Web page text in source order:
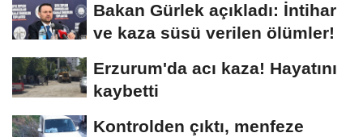
Bakan Gürlek açıkladı: İntihar
ve kaza süsü verilen ölümler!
Erzurum'da acı kaza! Hayatını
kaybetti
Kontrolden çıktı, menfeze